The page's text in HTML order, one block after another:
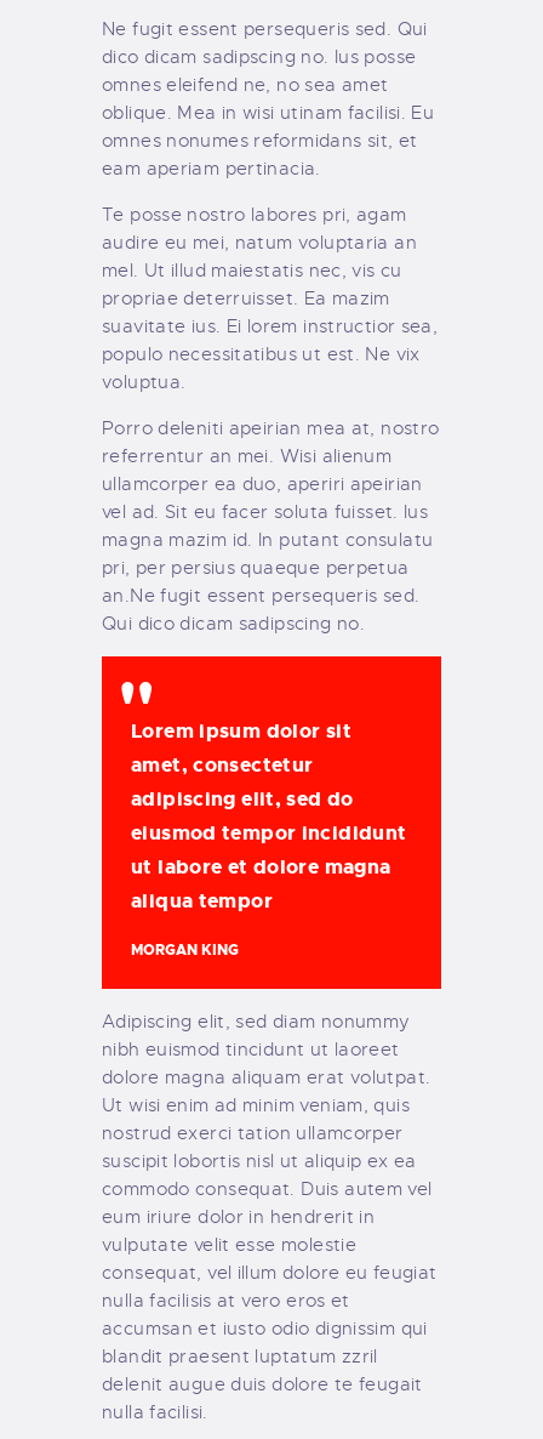
Ne fugit essent persequeris sed. Qui
dico dicam sadipscing no. Ius posse
omnes eleifend ne, no sea amet
oblique. Mea in wisi utinam facilisi. Eu
omnes nonumes reformidans sit, et
eam aperiam pertinacia.
Te posse nostro labores pri, agam
audire eu mei, natum voluptaria an
mel. Ut illud maiestatis nec, vis cu
propriae deterruisset. Ea mazim
suavitate ius. Ei lorem instructior sea,
populo necessitatibus ut est. Ne vix
voluptua.
Porro deleniti apeirian mea at, nostro
referrentur an mei. Wisi alienum
ullamcorper ea duo, aperiri apeirian
vel ad. Sit eu facer soluta fuisset. Ius
magna mazim id. In putant consulatu
pri, per persius quaeque perpetua
an.Ne fugit essent persequeris sed.
Qui dico dicam sadipscing no.
Lorem ipsum dolor sit
amet, consectetur
adipiscing elit, sed do
eiusmod tempor incididunt
ut labore et dolore magna
aliqua tempor
MORGAN KING
Adipiscing elit, sed diam nonummy
nibh euismod tincidunt ut laoreet
dolore magna aliquam erat volutpat.
Ut wisi enim ad minim veniam, quis
nostrud exerci tation ullamcorper
suscipit lobortis nisl ut aliquip ex ea
commodo consequat. Duis autem vel
eum iriure dolor in hendrerit in
vulputate velit esse molestie
consequat, vel illum dolore eu feugiat
nulla facilisis at vero eros et
accumsan et iusto odio dignissim qui
blandit praesent luptatum zzril
delenit augue duis dolore te feugait
nulla facilisi.